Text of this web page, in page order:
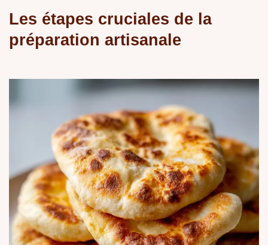
Les étapes cruciales de la
préparation artisanale